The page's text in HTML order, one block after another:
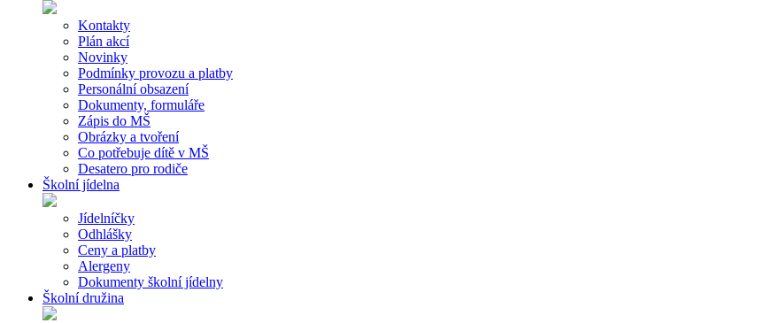
Kontakty
Plán akcí
Novinky
Podmínky provozu a platby
Personální obsazení
Dokumenty, formuláře
Zápis do MŠ
Obrázky a tvoření
Co potřebuje dítě v MŠ
Desatero pro rodiče
Školní jídelna
Jídelníčky
Odhlášky
Ceny a platby
Alergeny
Dokumenty školní jídelny
Školní družina